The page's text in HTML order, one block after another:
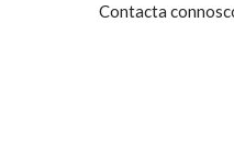
Contacta